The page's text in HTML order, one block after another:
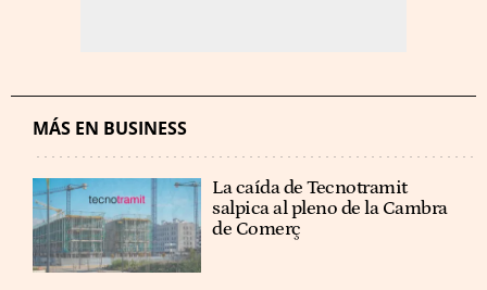
MÁS EN BUSINESS
La caída de Tecnotramit
salpica al pleno de la Cambra
de Comerç